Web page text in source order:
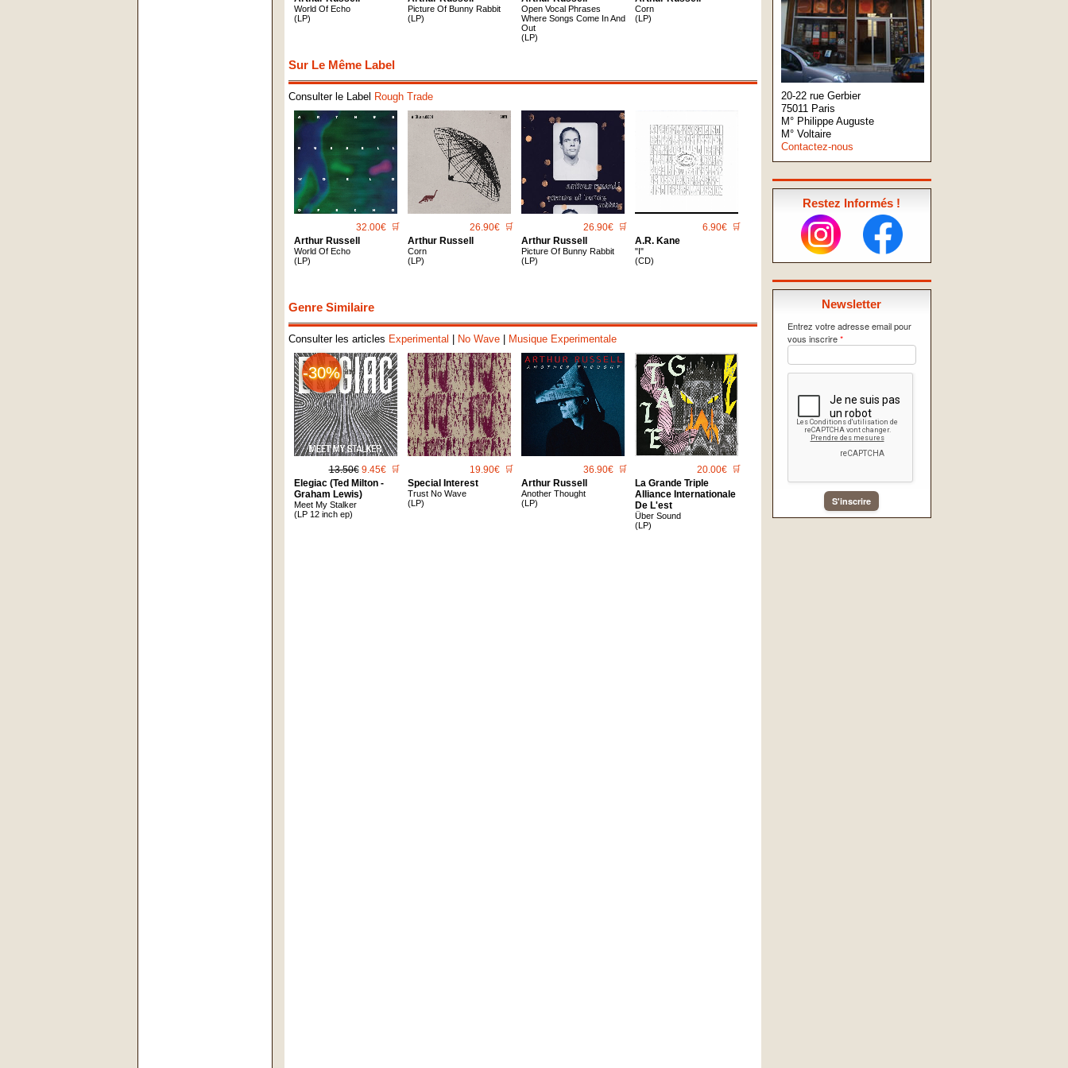
20-22 rue Gerbier
75011 Paris
M° Philippe Auguste
M° Voltaire
Contactez-nous
Restez Informés !
Newsletter
Entrez votre adresse email pour
vous inscrire*
S'inscrire
World Of Echo
(LP)
Picture Of Bunny Rabbit
(LP)
Open Vocal Phrases
Where Songs Come In And
Out
(LP)
Corn
(LP)
Sur Le Même Label
Consulter le Label Rough Trade
32.00€ 🛒
Arthur Russell
World Of Echo
(LP)
26.90€ 🛒
Arthur Russell
Corn
(LP)
26.90€ 🛒
Arthur Russell
Picture Of Bunny Rabbit
(LP)
6.90€ 🛒
A.r. Kane
"I"
(CD)
Genre Similaire
Consulter les articles Experimental No Wave| Musique Experimentale
-30%
13.50€ 9.45€ 🛒
Elegiac (Ted Milton -
Graham Lewis)
Meet My Stalker
(LP 12 inch ep)
19.90€ 🛒
Special Interest
Trust No Wave
(LP)
36.90€ 🛒
Arthur Russell
Another Thought
(LP)
20.00€ 🛒
La Grande Triple
Alliance Internationale
De L'est
Über Sound
(LP)